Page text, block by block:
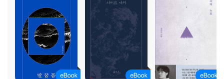
흉터 건축
전생에 대하여
누락된 꿈의 조각들
논바이너리적 시 쓰기
진짜와 진짜